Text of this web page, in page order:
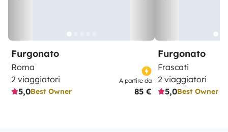
Furgonato
Roma
2 viaggiatori
5,0Best Owner
A partire da
85 €
Furgonato
Frascati
2 viaggiatori
5,0Best Owner